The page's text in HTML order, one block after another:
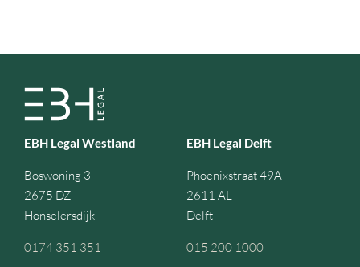
EBH Legal Westland
Boswoning 3
2675 DZ
Honselersdijk
0174 351 351
EBH Legal Delft
Phoenixstraat 49A
2611 AL
Delft
015 200 1000